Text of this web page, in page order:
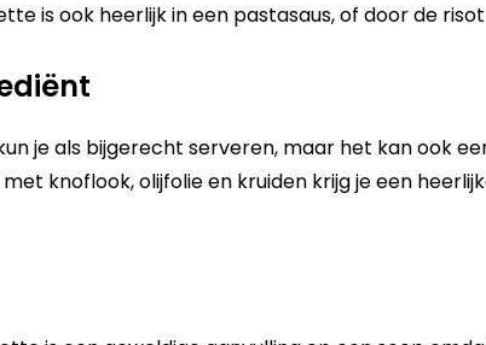
is ook heerlijk in een pastasaus, of door de
je als bijgerecht serveren, maar het kan ook
knoflook, olijfolie en kruiden krijg je een